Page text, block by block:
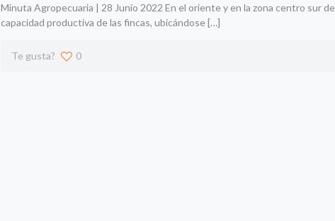
Minuta Agropecuaria | 28 Junio 2022 En el oriente y en la zona centro sur
capacidad productiva de las fincas, ubicándose[…]
Te gusta? 0